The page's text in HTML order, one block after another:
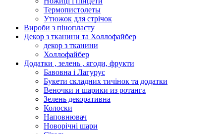
Термопистолеты
Утюжок для стрічок
Вироби з пінопласту
Декор з тканини та Холлофайбер
декор з тканини
Холлофайбер
Додатки , зелень , ягоди, фрукти
Бавовна і Лагурус
Букети складних тичінок та додатки
Веночки и шарики из ротанга
Зелень декоративна
Колоски
Наповнювач
Новорічні шари